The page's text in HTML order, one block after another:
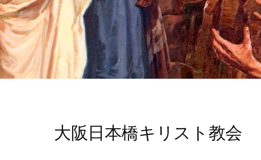
大阪日本橋キリスト教会